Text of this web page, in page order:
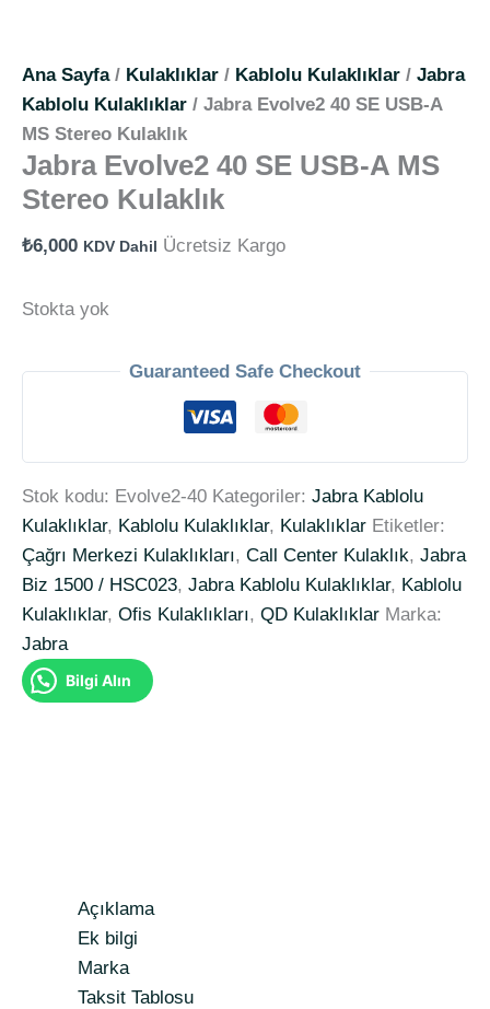
Ana Sayfa/ Kulaklıklar / Kablolu Kulaklıklar / Jabra
Kablolu Kulaklıklar / Jabra Evolve2 40 SE USB-A
MS Stereo Kulaklık
Jabra Evolve2 40 SE USB-A MS
Stereo Kulaklık
₺6,000 KDV Dahil Ücretsiz Kargo
Stokta yok
Guaranteed Safe Checkout
Stok kodu: Evolve2-40 Kategoriler: Jabra Kablolu
Kulaklıklar, Kablolu Kulaklıklar, Kulaklıklar Etiketler:
Çağrı Merkezi Kulaklıkları, Call Center Kulaklık, Jabra
Biz 1500 / HSC023, Jabra Kablolu Kulaklıklar, Kablolu
Kulaklıklar, Ofis Kulaklıkları, QD Kulaklıklar Marka:
Jabra
Bilgi Alın
Açıklama
Ek bilgi
Marka
Taksit Tablosu